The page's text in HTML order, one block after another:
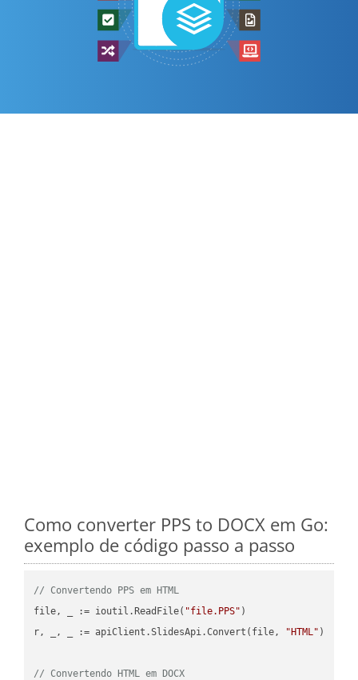
Como converter PPS to DOCX em Go:
exemplo de código passo a passo
// Convertendo PPS em HTML
file, _ := ioutil.ReadFile( "file.PPS" )
r, _, _ := apiClient.SlidesApi.Convert(file,
"HTML" )
// Convertendo HTML em DOCX